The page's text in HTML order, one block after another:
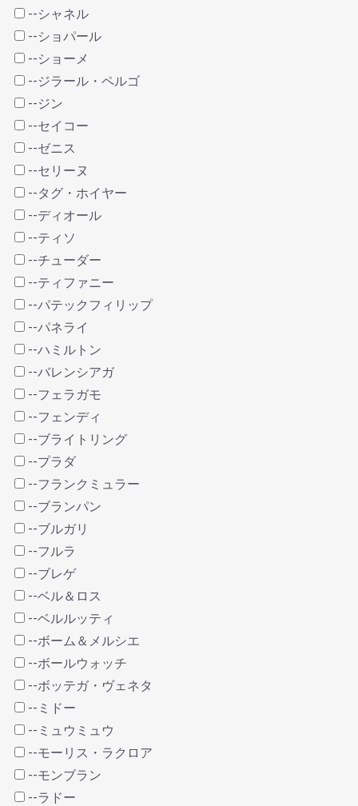
--シャネル
--ショパール
--ショーメ
--ジラール・ペルゴ
--ジン
--セイコー
--ゼニス
--セリーヌ
--タグ・ホイヤー
--ディオール
--ティソ
--チューダー
--ティファニー
--パテックフィリップ
--パネライ
--ハミルトン
--バレンシアガ
--フェラガモ
--フェンディ
--ブライトリング
--プラダ
--フランクミュラー
--ブランパン
--ブルガリ
--フルラ
--ブレゲ
--ベル＆ロス
--ベルルッティ
--ボーム＆メルシエ
--ボールウォッチ
--ボッテガ・ヴェネタ
--ミドー
--ミュウミュウ
--モーリス・ラクロア
--モンブラン
--ラドー